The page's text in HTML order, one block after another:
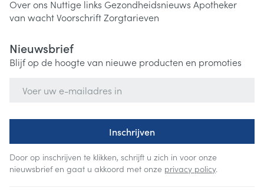
Over ons Nuttige links Gezondheidsnieuws Apotheker
van wachtVoorschriftZorgtarieven
Nieuwsbrief
Blijf op de hoogte van nieuwe producten en promoties
Inschrijven
Door op inschrijven te klikken, schrijft u zich in voor onze
nieuwsbrief en gaat u akkoord met onze privacy policy.